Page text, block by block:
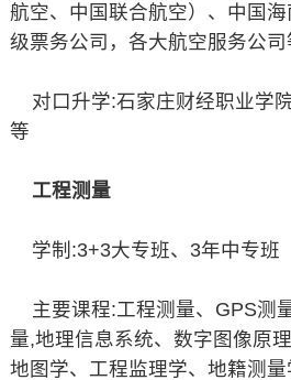
航空、中国联合航空）、中国
级票务公司，各大航空服务公司
对口升学:石家庄财经职业学
等
工程测量
学制:3+3大专班、3年中专班
主要课程:工程测量、GPS测
量,地理信息系统、数字图像原
地图学、工程监理学、地籍测